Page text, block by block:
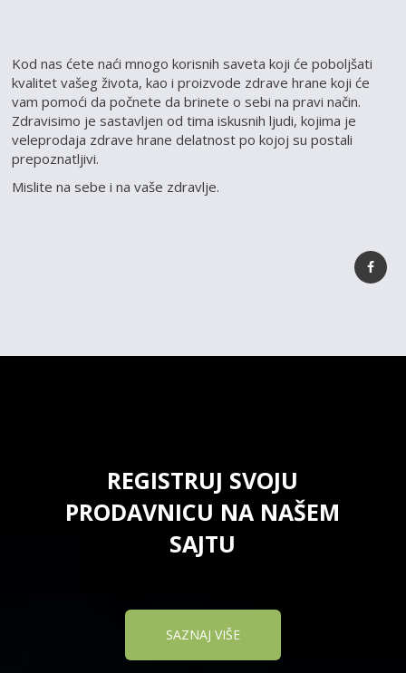
Kod nas ćete naći mnogo korisnih saveta koji će poboljšati
kvalitet vašeg života, kao i proizvode zdrave hrane koji će
vam pomoći da počnete da brinete o sebi na pravi način.
Zdravisimo je sastavljen od tima iskusnih ljudi, kojima je
veleprodaja zdrave hrane delatnost po kojoj su postali
prepoznatljivi.
Mislite na sebe i na vaše zdravlje.
REGISTRUJ SVOJU
PRODAVNICU NA NAŠEM
SAJTU
SAZNAJ VIŠE